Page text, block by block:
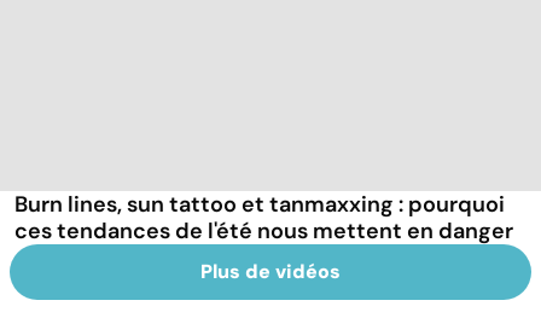
Burn lines, sun tattoo et tanmaxxing : pourquoi
ces tendances de l'été nous mettent en danger
Plus de vidéos